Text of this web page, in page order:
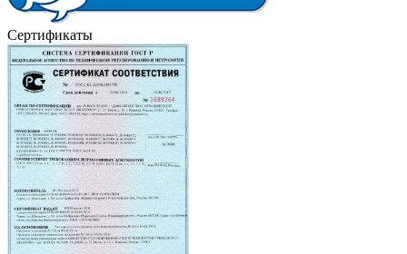
Сертификаты